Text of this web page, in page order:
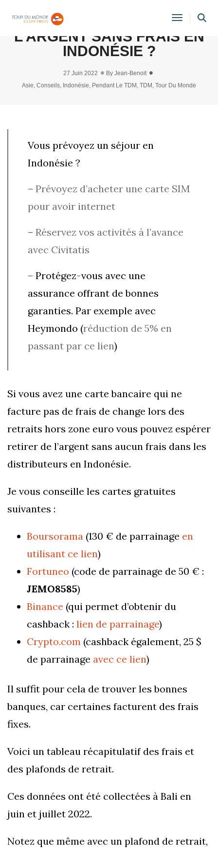
Toggle
COMMENT RETIRER DE
L’ARGENT SANS FRAIS EN
INDONÉSIE ?
27 Juin 2022 By Jean-Benoit
Asie, Conseils, Indonésie, Pendant Le TDM , TDM , Tour Du Monde
Vous prévoyez un séjour en
Indonésie ?
– Prévoyez d’acheter une carte SIM
pour avoir internet
– Réservez vos activités à l’avance
avec Civitatis
– Protégez-vous avec une
assurance offrant de bonnes
garanties. Par exemple avec
Heymondo (réduction de 5% en
passant par ce lien)
Si vous avez une carte bancaire qui ne
facture pas de frais de change lors des
retraits hors zone euro vous pouvez espérer
retirer de l’argent sans aucun frais dans les
distributeurs en Indonésie.
Je vous conseille les cartes gratuites
suivantes :
Boursorama (130 € de parrainage en
utilisant ce lien)
Fortuneo (code de parrainage de 50 € :
JEMO8585)
Binance (qui permet d’obtenir du
cashback : lien de parrainage)
Crypto.com (cashback également, 25 $
de parrainage avec ce lien)
Il suffit pour cela de trouver les bonnes
banques, car certaines facturent des frais
fixes.
Voici un tableau récapitulatif des frais et
des plafonds de retrait.
Ces données ont été collectées à Bali en
juin et juillet 2022.
Notez que même avec un plafond de retrait,